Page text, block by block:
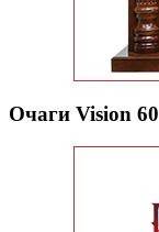
Очаги Vision 60